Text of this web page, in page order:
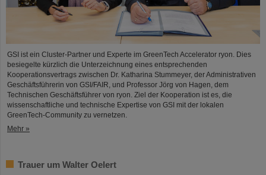
GSI ist ein Cluster-Partner und Experte im GreenTech Accelerator ryon. Dies
besiegelte kürzlich die Unterzeichnung eines entsprechenden
Kooperationsvertrags zwischen Dr. Katharina Stummeyer, der Administrativen
Geschäftsführerin von GSI/FAIR, und Professor Jörg von Hagen, dem
Technischen Geschäftsführer von ryon. Ziel der Kooperation ist es, die
wissenschaftliche und technische Expertise von GSI mit der lokalen
GreenTech-Community zu vernetzen.
Mehr »
Trauer um Walter Oelert